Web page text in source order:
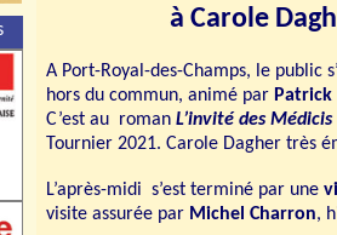
à Carole
A Port-Royal-des-Champs, le public
hors du commun, animé par
C’est au roman L’invité des Médicis
Tournier 2021. Carole Dagher très
L’après-midi s’est terminé par une
visite assurée par Michel Charron,